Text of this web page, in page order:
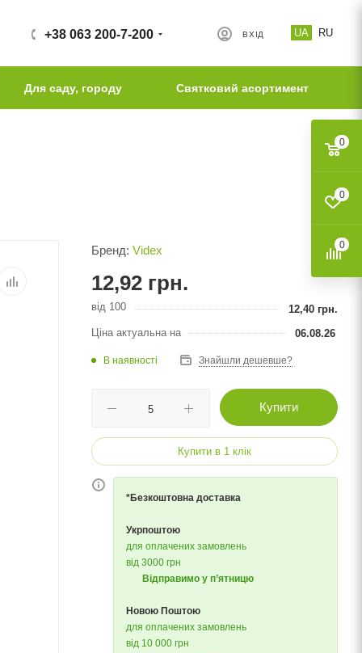
UA RU
ВХІД
+38 063 200-7-200
Для саду, городу Святковий асортимент
Бренд: Videx
12,92 грн.
від 100 12,40 грн.
Ціна актуальна на
06.08.26
В наявності Знайшли дешевше?
Купити
Купити в 1 клік
*Безкоштовна доставка
Укрпоштою
для оплачених замовлень
від 3000 грн
Відправимо у п’ятницю
Новою Поштою
для оплачених замовлень
від 10 000 грн
0
0
0